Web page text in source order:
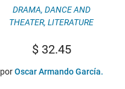
DRAMA, DANCE AND
THEATER, LITERATURE
$32.45
porOscar Armando García.